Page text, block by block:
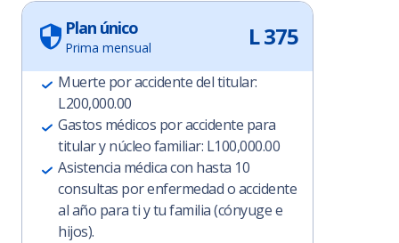
Plan único
Prima mensual L 375
Muerte por accidente del titular:
L200,000.00
Gastos médicos por accidente para
titular y núcleo familiar: L100,000.00
Asistencia médica con hasta 10
consultas por enfermedad o accidente
al año para ti y tu familia (cónyuge e
hijos).